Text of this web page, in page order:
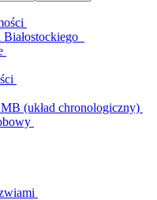
(układ chronologiczny)